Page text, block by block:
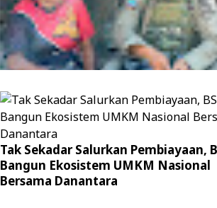
Patroli Humanis Satgas Kepolisian
Damai Cartenz di Puncak Jaya
Kedekatan dengan Masyarakat
Tak Sekadar Salurkan Pembiayaan,
Bangun Ekosistem UMKM Nasional
Bersama Danantara